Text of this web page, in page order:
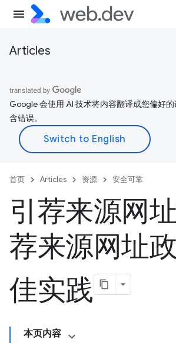
Articles
Google 会使用 AI 技术将内容翻译成您偏好
含错误。
首页 Articles 资源 安全可靠
引荐来源网
荐来源网址
佳实践
本页内容